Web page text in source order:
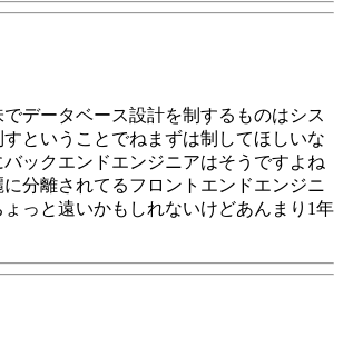
でデータベース設計を制するものはシス
ということでねまずは制してほしいな
バックエンドエンジニアはそうですよね
分離されてるフロントエンドエンジニ
っと遠いかもしれないけどあんまり1年